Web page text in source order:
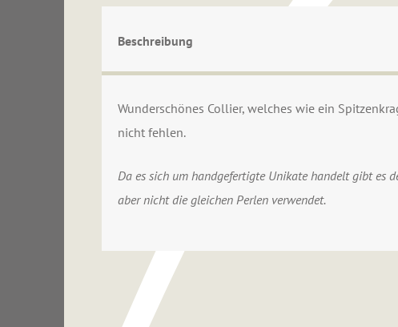
Beschreibung
Wunderschönes Collier, welches wie ein
nicht fehlen.
Da es sich um handgefertigte Unikate handelt gibt es
aber nicht die gleichen Perlen verwendet.